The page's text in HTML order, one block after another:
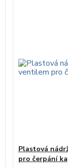
Plastová
pro čerpání